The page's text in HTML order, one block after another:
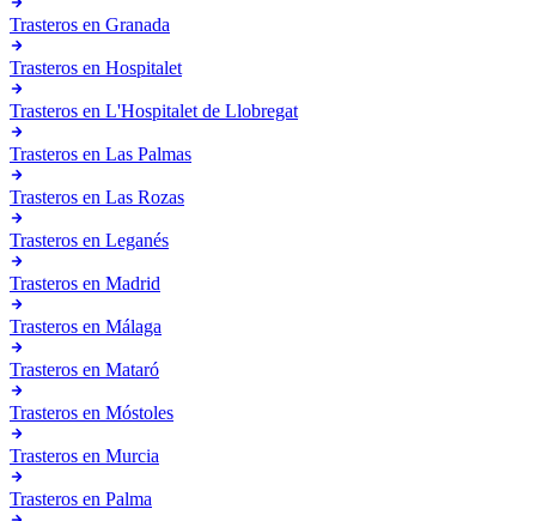
Trasteros en Granada
Trasteros en Hospitalet
Trasteros en L'Hospitalet de Llobregat
Trasteros en Las Palmas
Trasteros en Las Rozas
Trasteros en Leganés
Trasteros en Madrid
Trasteros en Málaga
Trasteros en Mataró
Trasteros en Móstoles
Trasteros en Murcia
Trasteros en Palma